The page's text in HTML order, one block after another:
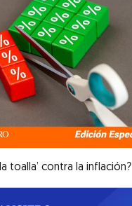
toalla’ contra la inflación?